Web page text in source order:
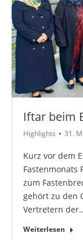
Iftar beim
Highlights 31.
Kurz vor dem
Fastenmonats
zum
gehört zu den
Vertretern
Weiterlesen